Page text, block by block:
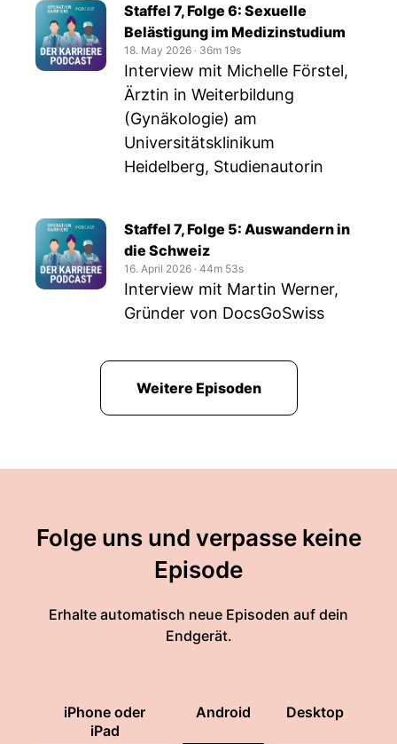
Staffel 7, Folge 6: Sexuelle
Belästigung im Medizinstudium
18. May 2026 ‧ 36m 19s
Interview mit Michelle Förstel,
Ärztin in Weiterbildung
(Gynäkologie) am
Universitätsklinikum
Heidelberg, Studienautorin
Staffel 7, Folge 5: Auswandern in
die Schweiz
16. April 2026 ‧ 44m 53s
Interview mit Martin Werner,
Gründer von DocsGoSwiss
Weitere Episoden
Folge uns und verpasse keine
Episode
Erhalte automatisch neue Episoden auf dein
Endgerät.
iPhone oder
iPad
Android Desktop